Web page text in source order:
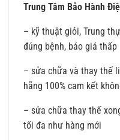
Trung Tâm Bảo Hành
– kỹ thuật giỏi, Trung
đúng bệnh, báo giá
– sửa chữa và thay thế
hãng 100% cam kết
– sửa chữa thay thế
tối đa như hàng mới